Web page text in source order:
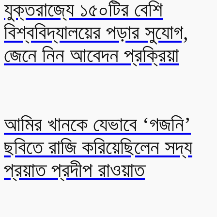
যুক্তরাজ্যে ১৫০টির বেশি
বিশ্ববিদ্যালয়ের পড়ার সুযোগ,
জেনে নিন আবেদন প্রক্রিয়া
আমির খানকে যেভাবে ‘গজনি’
ছবিতে রাজি করিয়েছিলেন সদ্য
প্রয়াত প্রদীপ রাওয়াত